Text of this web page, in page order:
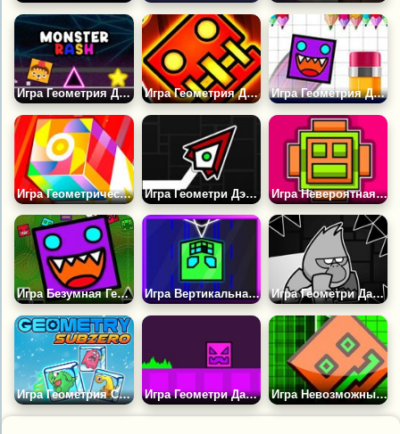
Игра Геометрия Даш: Рывок Монстра Игра Геометрия Даш: Полная Версия Игра Геометрия Даш: Прыжки по Тетрадке
Игра Геометрический Рывок Игра Геометри Дэш: Лава Мод Игра Невероятная Геометрия Даш
Игра Безумная Геометрия Даш Игра Вертикальная Геометрия Даш: Полигон Даш Игра Геометри Даш: Чёрная Горилла
Игра Геометрия Сабзиро Игра Геометри Даш 2Д: Платформер Игра Невозможный Рывок